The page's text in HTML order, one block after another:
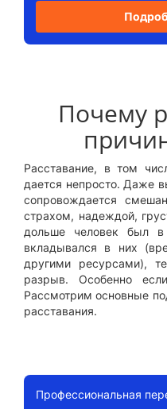
Почему
Расставание, в том
дается непросто. Даже
сопровождается
страхом, надеждой,
дольше человек был
вкладывался в них
другими ресурсами),
разрыв. Особенно
Рассмотрим основные
расставания.
Профессиональная